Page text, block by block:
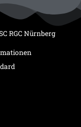
RGC Nürnberg